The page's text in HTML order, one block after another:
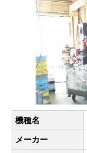
機種名
メーカー